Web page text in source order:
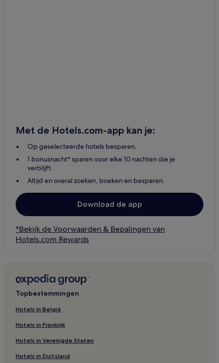
Met de Hotels.com-app kan je:
Op geselecteerde hotels besparen.
1 bonusnacht* sparen voor elke 10 nachten die je
verblijft.
Altijd en overal zoeken, boeken en besparen.
Download de app
*Bekijk de Voorwaarden & Bepalingen van
Hotels.com Rewards
Topbestemmingen
Hotels in België
Hotels in Frankrijk
Hotels in Verenigde Staten
Hotels in Duitsland